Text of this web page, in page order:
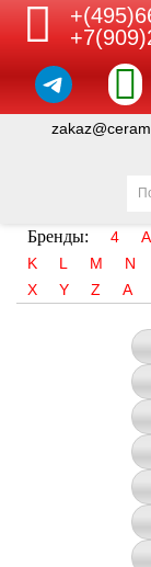
Бренды: 4 A
K
L M N
X
Y Z А